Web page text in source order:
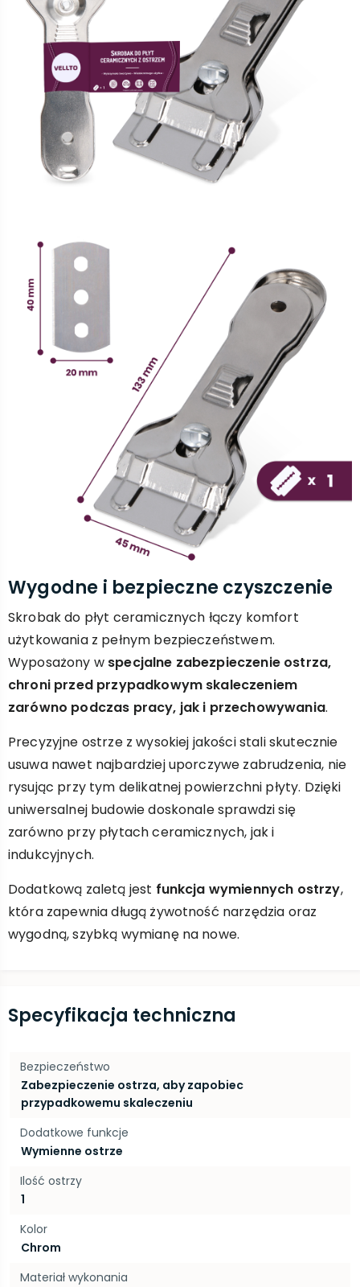
Wygodne i bezpieczne czyszczenie
Skrobak do płyt ceramicznych łączy komfort
użytkowania z pełnym bezpieczeństwem.
Wyposażony w specjalne zabezpieczenie ostrza,
chroni przed przypadkowym skaleczeniem
zarówno podczas pracy, jak i przechowywania.
Precyzyjne ostrze z wysokiej jakości stali skutecznie
usuwa nawet najbardziej uporczywe zabrudzenia, nie
rysując przy tym delikatnej powierzchni płyty. Dzięki
uniwersalnej budowie doskonale sprawdzi się
zarówno przy płytach ceramicznych, jak i
indukcyjnych.
Dodatkową zaletą jest funkcja wymiennych ostrzy,
która zapewnia długą żywotność narzędzia oraz
wygodną, szybką wymianę na nowe.
Specyfikacja techniczna
Bezpieczeństwo
Zabezpieczenie ostrza, aby zapobiec
przypadkowemu skaleczeniu
Dodatkowe funkcje
Wymienne ostrze
Ilość ostrzy
1
Kolor
Chrom
Materiał wykonania